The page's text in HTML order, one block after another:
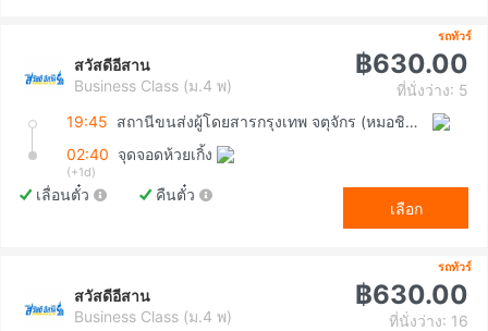
รถทัวร์
สวัสดีอีสาน
Business Class (ม.4 พ)
฿630.00
ที่นั่งว่าง: 5
19:45
สถานีขนส่งผู้โดยสารกรุงเทพ จตุจักร (หมอชิต2)
02:40 จุดจอดห้วยเกิ้ง
(+1d)
เลื่อนตั๋ว คืนตั๋ว
เลือก
รถทัวร์
สวัสดีอีสาน
Business Class (ม.4 พ)
฿630.00
ที่นั่งว่าง: 16